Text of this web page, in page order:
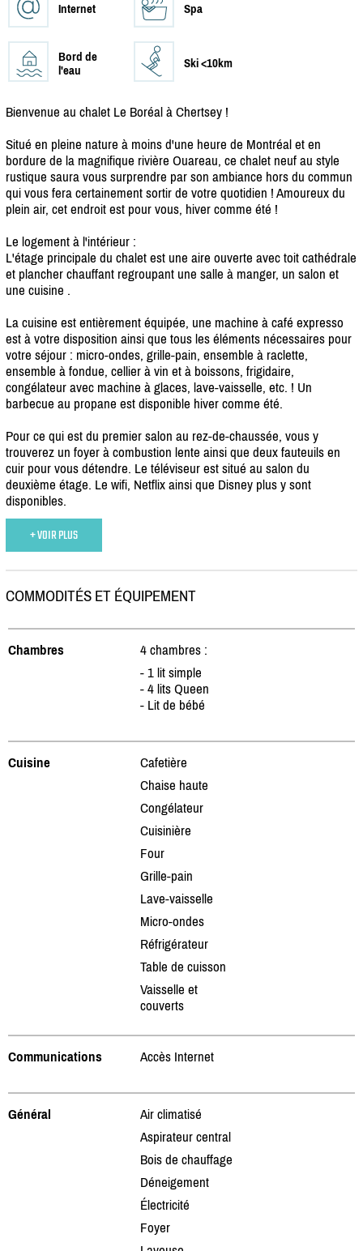
Internet Spa
Bord de
l'eau
Ski <10km
Bienvenue au chalet Le Boréal à Chertsey !
Situé en pleine nature à moins d'une heure de Montréal et en
bordure de la magnifique rivière Ouareau, ce chalet neuf au style
rustique saura vous surprendre par son ambiance hors du commun
qui vous fera certainement sortir de votre quotidien ! Amoureux du
plein air, cet endroit est pour vous, hiver comme été !
Le logement à l'intérieur :
L'étage principale du chalet est une aire ouverte avec toit cathédrale
et plancher chauffant regroupant une salle à manger, un salon et
une cuisine .
La cuisine est entièrement équipée, une machine à café expresso
est à votre disposition ainsi que tous les éléments nécessaires pour
votre séjour : micro-ondes, grille-pain, ensemble à raclette,
ensemble à fondue, cellier à vin et à boissons, frigidaire,
congélateur avec machine à glaces, lave-vaisselle, etc. ! Un
barbecue au propane est disponible hiver comme été.
Pour ce qui est du premier salon au rez-de-chaussée, vous y
trouverez un foyer à combustion lente ainsi que deux fauteuils en
cuir pour vous détendre. Le téléviseur est situé au salon du
deuxième étage. Le wifi, Netflix ainsi que Disney plus y sont
disponibles.
+ VOIR PLUS
COMMODITÉS ET ÉQUIPEMENT
Chambres
4 chambres :
- 1 lit simple
- 4 lits Queen
- Lit de bébé
Cuisine
Cafetière
Chaise haute
Congélateur
Cuisinière
Four
Grille-pain
Lave-vaisselle
Micro-ondes
Réfrigérateur
Table de cuisson
Vaisselle et
couverts
Communications Accès Internet
Général
Air climatisé
Aspirateur central
Bois de chauffage
Déneigement
Électricité
Foyer